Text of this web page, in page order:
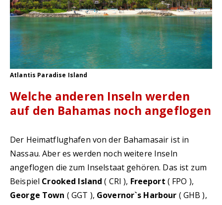
Atlantis Paradise Island
Welche anderen Inseln werden
auf den Bahamas noch angeflogen
Der Heimatflughafen von der Bahamasair ist in
Nassau. Aber es werden noch weitere Inseln
angeflogen die zum Inselstaat gehören. Das ist zum
Beispiel Crooked Island ( CRI ), Freeport ( FPO ),
George Town ( GGT ), Governor`s Harbour ( GHB ),